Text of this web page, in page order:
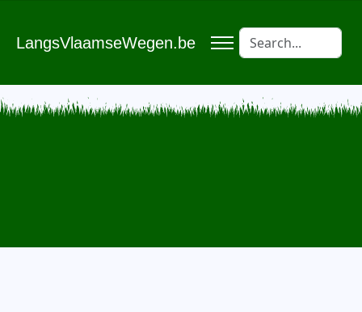
LangsVlaamseWegen.be